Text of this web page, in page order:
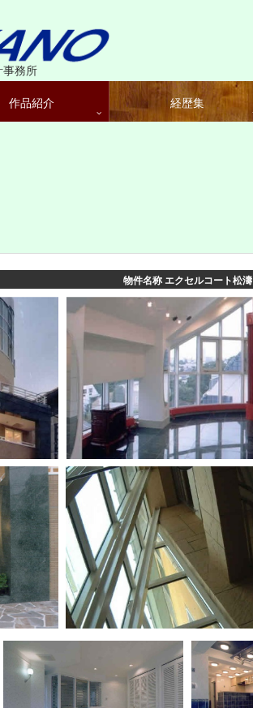
事務所
作品紹介 経歴集
物件名称 エクセルコート松濤